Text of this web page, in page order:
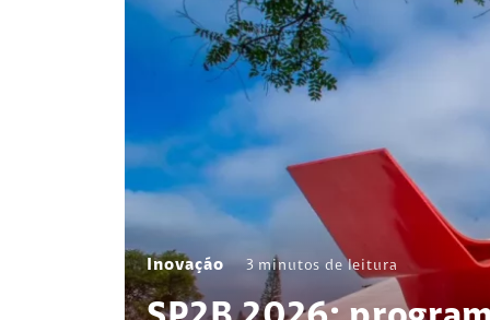
Inovação 3 minutos de leitura